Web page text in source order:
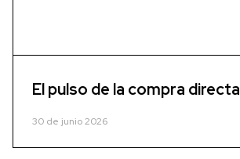
El pulso de la compra directa
30 de junio 2026